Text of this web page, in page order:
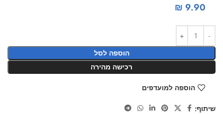
₪ 9.90
הוספה לסל
רכישה מהירה
הוספה למועדפים
שיתוף: